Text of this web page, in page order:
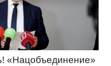
«Нацобъединение»